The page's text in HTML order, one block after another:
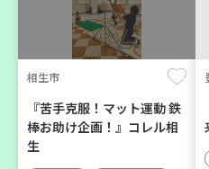
9月23日(水)
相生市
『苦手克服！マット運動 鉄
棒お助け企画！』コレル相
生